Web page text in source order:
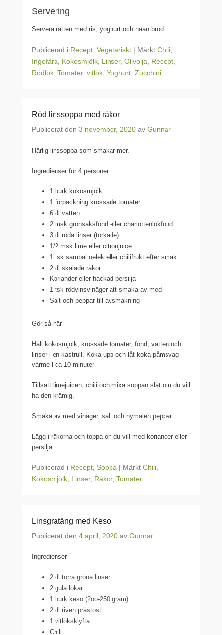
Servering
Servera rätten med ris, yoghurt och naan bröd.
Publicerad i Recept Vegetariskt | Märkt Chili
Ingefära
Kokosmjölk Linser, Olivolja Recept
Rödlök Tomater, vitlök Yoghurt Zucchini
Röd linssoppa med räkor
Publicerat den 3 november, 2020 av Gunnar
Härlig linssoppa som smakar mer.
Ingredienser för 4 personer
1 burk kokosmjölk
1 förpackning krossade tomater
6 dl vatten
2 msk grönsaksfond eller charlottenlökfond
3 dl röda linser (torkade)
1/2 msk lime eller citronjuice
1 tsk sambal oelek eller chilifrukt efter smak
2 dl skalade räkor
Koriander eller hackad persilja
1 tsk rödvinsvinäger att smaka av med
Salt och peppar till avsmakning
Gör så här
Häll kokosmjölk, krossade tomater, fond, vatten och
linser i en kastrull. Koka upp och låt koka påmsvag
värme i ca 10 minuter
Tillsätt limejuicen, chili och mixa soppan slät om du vill
ha den krämig.
Smaka av med vinäger, salt och nymalen peppar.
Lägg i räkorna och toppa on du vill med koriander eller
persilja.
Publicerad i Recept Soppa | Märkt Chili
Kokosmjölk Linser, Räkor, Tomater
Linsgratäng med Keso
Publicerat den 4 april, 2020 av Gunnar
Ingredienser
2 dl torra gröna linser
2 gula lökar
1 burk keso (2oo-250 gram)
2 dl riven prästost
1 vitlöksklyfta
Chili